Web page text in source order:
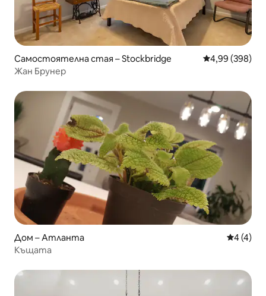
Самостоятелна стая – Stockbridge Средна
4,99 (398)
Жан Брунер
Дом – Атланта Средна
4 (4)
Къщата